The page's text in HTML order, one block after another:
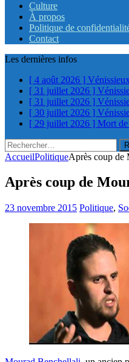
Culture
À propos
Politique de
Contact
Les dernières infos
[ 4 août 2026 ]
[ 31 juillet 2026 ]
[ 31 juillet 2026 ]
[ 30 juillet 2026 ]
[ 29 juillet 2026 ] Mort de
Rechercher :
AccueilPolitiqueAprès coup de
Après coup de
23 novembre 2015 Politique,